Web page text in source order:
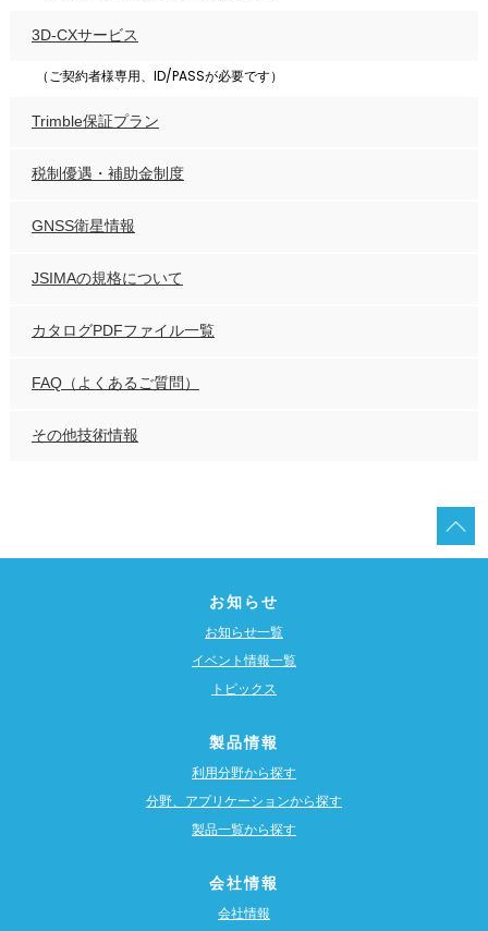
3D-CXサービス
（ご契約者様専用、ID/PASSが必要です）
Trimble保証プラン
税制優遇・補助金制度
GNSS衛星情報
JSIMAの規格について
カタログPDFファイル一覧
FAQ（よくあるご質問）
その他技術情報
お知らせ
お知らせ一覧
イベント情報一覧
トピックス
製品情報
利用分野から探す
分野、アプリケーションから探す
製品一覧から探す
会社情報
会社情報